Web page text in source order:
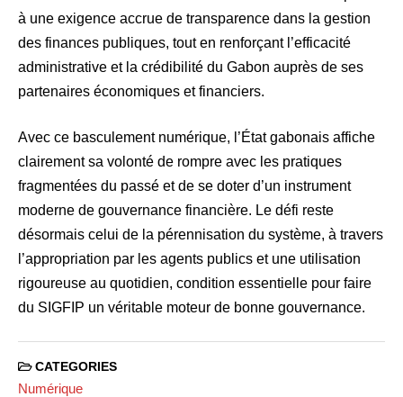
à une exigence accrue de transparence dans la gestion
des finances publiques, tout en renforçant l’efficacité
administrative et la crédibilité du Gabon auprès de ses
partenaires économiques et financiers.
Avec ce basculement numérique, l’État gabonais affiche
clairement sa volonté de rompre avec les pratiques
fragmentées du passé et de se doter d’un instrument
moderne de gouvernance financière. Le défi reste
désormais celui de la pérennisation du système, à travers
l’appropriation par les agents publics et une utilisation
rigoureuse au quotidien, condition essentielle pour faire
du SIGFIP un véritable moteur de bonne gouvernance.
CATEGORIES
Numérique